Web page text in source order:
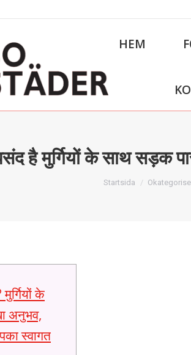
HEM
है मुर्गियों के साथ
Du är här:
Startsida
के
अनुभव,
स्वागत